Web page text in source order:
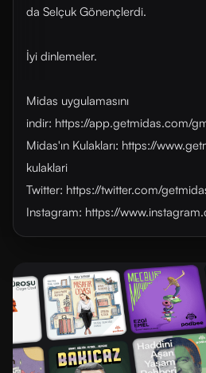
da Selçuk Gönençlerdi.
İyi dinlemeler.
Midas uygulamasını
indir: https://app.getmidas.com/
Midas'ın Kulakları: https://
kulaklari
Twitter: https://twitter.com/
Instagram: https://